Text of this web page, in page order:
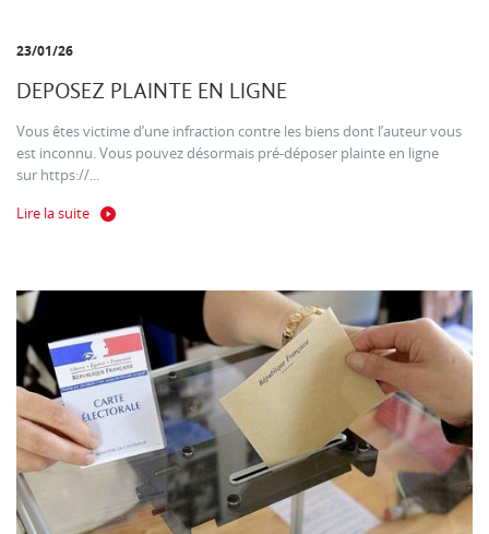
23/01/26
DEPOSEZ PLAINTE EN LIGNE
Vous êtes victime d’une infraction contre les biens dont l’auteur vous
est inconnu. Vous pouvez désormais pré-déposer plainte en ligne
sur https://...
Lire la suite